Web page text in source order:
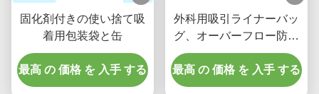
固化剤付きの使い捨て吸
着用包装袋と缶
最高 の 価格 を 入手 する
外科用吸引ライナーバッ
グ、オーバーフロー防止
キャニスター、エチレン
オキシド滅菌付き -
1500ml/2500ml
最高 の 価格 を 入手 する